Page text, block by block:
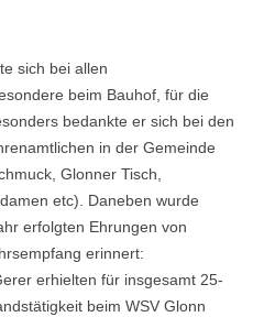
sich bei allen
beim Bauhof, für die
bedankte er sich bei den
in der Gemeinde
Glonner Tisch,
etc). Daneben wurde
erfolgten Ehrungen von
erinnert:
erhielten für insgesamt 25-
beim WSV Glonn